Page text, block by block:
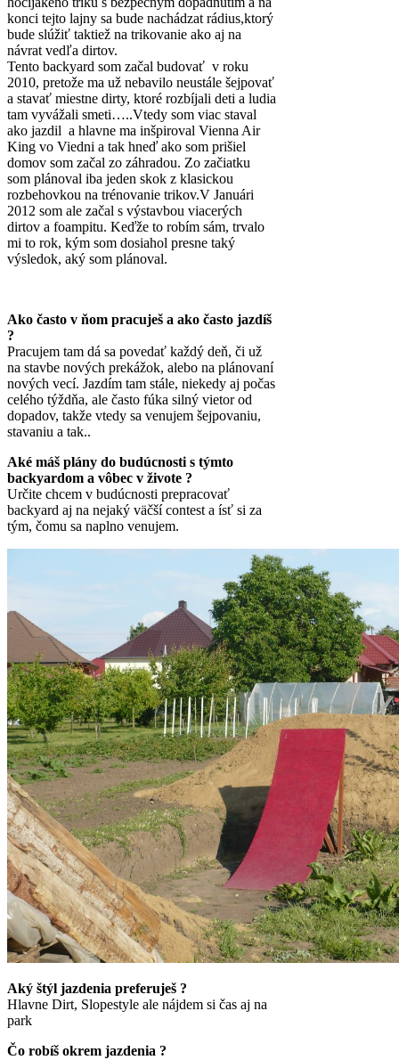
konci tejto lajny sa bude nachádzat rádius,ktorý
bude slúžiť taktiež na trikovanie ako aj na
návrat vedľa dirtov.
Tento backyard som začal budovať v roku
2010, pretože ma už nebavilo neustále šejpovať
a stavať miestne dirty, ktoré rozbíjali deti a ludia
tam vyvážali smeti…..Vtedy som viac staval
ako jazdil a hlavne ma inšpiroval Vienna Air
King vo Viedni a tak hneď ako som prišiel
domov som začal zo záhradou. Zo začiatku
som plánoval iba jeden skok z klasickou
rozbehovkou na trénovanie trikov.V Januári
2012 som ale začal s výstavbou viacerých
dirtov a foampitu. Keďže to robím sám, trvalo
mi to rok, kým som dosiahol presne taký
výsledok, aký som plánoval.
Ako často v ňom pracuješ a ako často jazdíš
?
Pracujem tam dá sa povedať každý deň, či už
na stavbe nových prekážok, alebo na plánovaní
nových vecí. Jazdím tam stále, niekedy aj počas
celého týždňa, ale často fúka silný vietor od
dopadov, takže vtedy sa venujem šejpovaniu,
stavaniu a tak..
Aké máš plány do budúcnosti s týmto
backyardom a vôbec v živote ?
Určite chcem v budúcnosti prepracovať
backyard aj na nejaký väčší contest a ísť si za
tým, čomu sa naplno venujem.
Aký štýl jazdenia preferuješ ?
Hlavne Dirt, Slopestyle ale nájdem si čas aj na
park
Čo robíš okrem jazdenia ?